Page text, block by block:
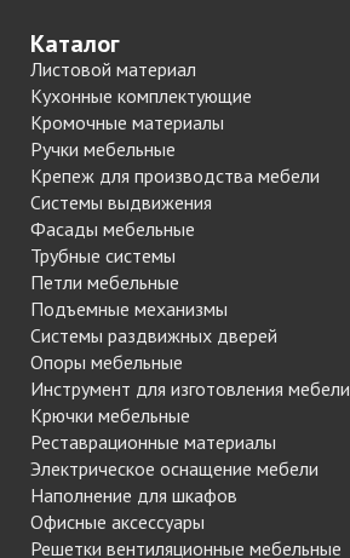
Каталог
Листовой материал
Кухонные комплектующие
Кромочные материалы
Ручки мебельные
Крепеж для производства мебели
Системы выдвижения
Фасады мебельные
Трубные системы
Петли мебельные
Подъемные механизмы
Системы раздвижных дверей
Опоры мебельные
Инструмент для изготовления мебели
Крючки мебельные
Реставрационные материалы
Электрическое оснащение мебели
Наполнение для шкафов
Офисные аксессуары
Решетки вентиляционные мебельные